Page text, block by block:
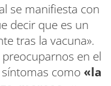
se manifiesta con
decir que es un
tras la vacuna».
en el
como «la